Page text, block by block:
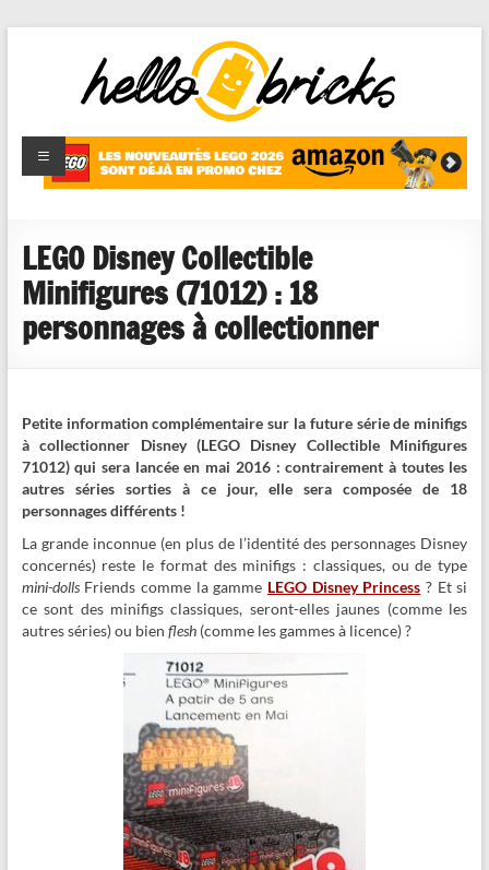
HelloBricks
Blog LEGO,
nouveaut�s
reviews
LEGO Disney Collectible
Minifigures (71012) : 18
personnages à collectionner
Petite information complémentaire sur la future série de minifigs
à collectionner Disney (LEGO Disney Collectible Minifigures
71012) qui sera lancée en mai 2016 : contrairement à toutes les
autres séries sorties à ce jour, elle sera composée de 18
personnages différents !
La grande inconnue (en plus de l’identité des personnages Disney
concernés) reste le format des minifigs : classiques, ou de type
mini-dollsFriends comme la gamme LEGO Disney Princess ? Et si
ce sont des minifigs classiques, seront-elles jaunes (comme les
autres séries) ou bien flesh(comme les gammes à licence) ?